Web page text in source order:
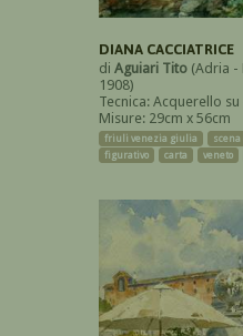
DIANA CACCIATRICE
di Aguiari Tito (Adria -
1908)
Tecnica: Acquerello su
Misure: 29cm x 56cm
friuli venezia giulia
figurativo
carta veneto